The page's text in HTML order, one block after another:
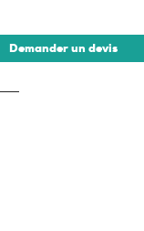
Demander un devis